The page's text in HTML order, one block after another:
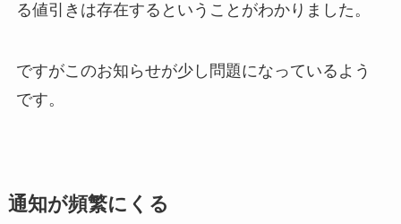
る値引きは存在するということがわかりました。
ですがこのお知らせが少し問題になっているよう
です。
通知が頻繁にくる